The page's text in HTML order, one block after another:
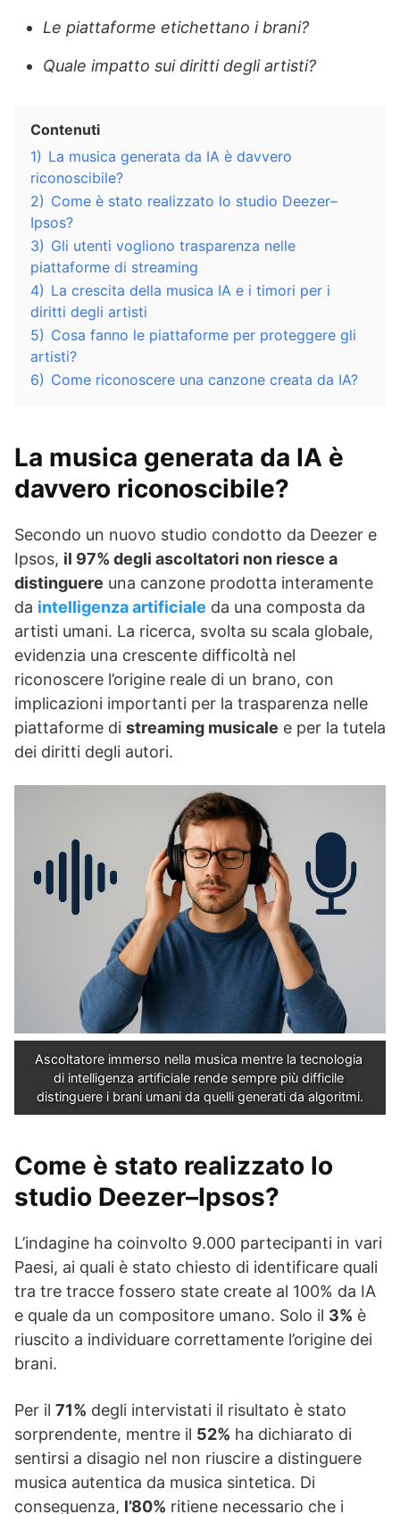
Le piattaforme etichettano i brani?
Quale impatto sui diritti degli artisti?
Contenuti
1) La musica generata da IA è davvero
riconoscibile?
2) Come è stato realizzato lo studio Deezer–
Ipsos?
3) Gli utenti vogliono trasparenza nelle
piattaforme di streaming
4) La crescita della musica IA e i timori per i
diritti degli artisti
5) Cosa fanno le piattaforme per proteggere gli
artisti?
6) Come riconoscere una canzone creata da IA?
La musica generata da IA è
davvero riconoscibile?
Secondo un nuovo studio condotto da Deezer e
Ipsos, il 97% degli ascoltatori non riesce a
distinguere una canzone prodotta interamente
da intelligenza artificiale da una composta da
artisti umani. La ricerca, svolta su scala globale,
evidenzia una crescente difficoltà nel
riconoscere l’origine reale di un brano, con
implicazioni importanti per la trasparenza nelle
piattaforme di streaming musicale e per la tutela
dei diritti degli autori.
Ascoltatore immerso nella musica mentre la tecnologia
di intelligenza artificiale rende sempre più difficile
distinguere i brani umani da quelli generati da algoritmi.
Come è stato realizzato lo
studio Deezer–Ipsos?
L’indagine ha coinvolto 9.000 partecipanti in vari
Paesi, ai quali è stato chiesto di identificare quali
tra tre tracce fossero state create al 100% da IA
e quale da un compositore umano. Solo il 3% è
riuscito a individuare correttamente l’origine dei
brani.
Per il 71% degli intervistati il risultato è stato
sorprendente, mentre il 52% ha dichiarato di
sentirsi a disagio nel non riuscire a distinguere
musica autentica da musica sintetica. Di
conseguenza, l’80% ritiene necessario che i